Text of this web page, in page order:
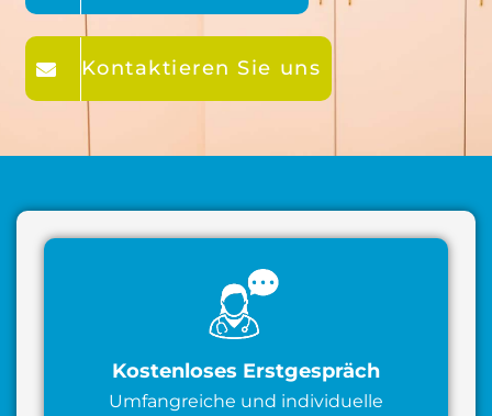
Kontaktieren Sie uns
Kostenloses Erstgespräch
Umfangreiche und individuelle